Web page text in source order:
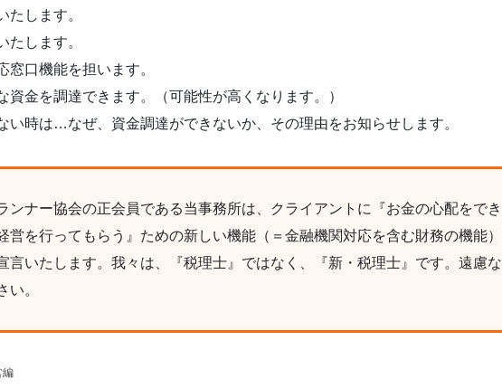
たします。
たします。
窓口機能を担います。
資金を調達できます。（可能性が高くなります。）
い時は…なぜ、資金調達ができないか、その理由をお知らせします。
ンナー協会の正会員である当事務所は、クライアントに『お金の心配をでき
営を行ってもらう』ための新しい機能（＝金融機関対応を含む財務の機能）
言いたします。我々は、『税理士』ではなく、『新・税理士』です。遠慮な
い。
編